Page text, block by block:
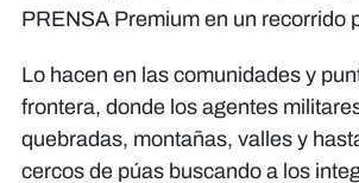
PRENSA Premium en un recorrido
Lo hacen en las comunidades y
frontera, donde los agentes
quebradas, montañas, valles y
cercos de púas buscando a los